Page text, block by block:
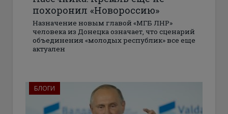
похоронил «Новороссию»
Назначение новым главой «МГБ ЛНР»
человека из Донецка означает, что сценарий
объединения «молодых республик» все еще
актуален
БЛОГИ